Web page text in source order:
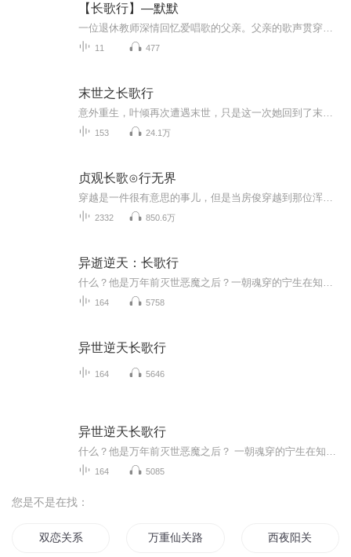
【长歌行】—默默
11 477
末世之长歌行
153 24.1万
贞观长歌⊙行无界
2332 850.6万
异逝逆天：长歌行
164 5758
异世逆天长歌行
164 5646
异世逆天长歌行
164 5085
您是不是在找：
双恋关系 万重仙关路 西夜阳关